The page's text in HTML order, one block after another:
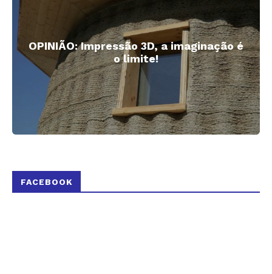
OPINIÃO: Impressão 3D, a imaginação é
o limite!
FACEBOOK